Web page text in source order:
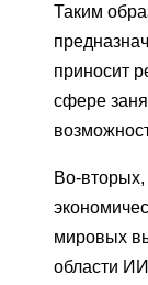
Таким
приносит
сфере
Во-вторых,
мировых
области